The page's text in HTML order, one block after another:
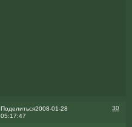
Поделиться 30
2008-01-28
05:17:47